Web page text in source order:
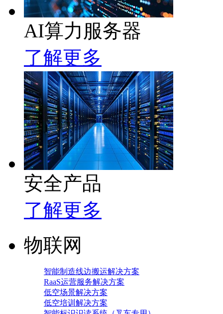
AI算力服务器
了解更多
安全产品
了解更多
物联网
智能制造线边搬运解决方案
RaaS运营服务解决方案
低空场景解决方案
低空培训解决方案